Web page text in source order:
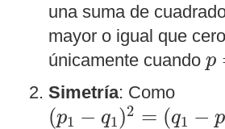
una suma de
mayor o igual que
únicamente cuando p
p
Simetría: Como
(p1 − q1)2 = (q1 − p
(p1−q1)2=(q1